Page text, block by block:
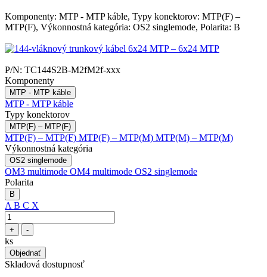
Komponenty: MTP - MTP káble, Typy konektorov: MTP(F) –
MTP(F), Výkonnostná kategória: OS2 singlemode, Polarita: B
P/N: TC144S2B-M2fM2f-xxx
Komponenty
MTP - MTP káble
MTP - MTP káble
Typy konektorov
MTP(F) – MTP(F)
MTP(F) – MTP(F) MTP(F) – MTP(M) MTP(M) – MTP(M)
Výkonnostná kategória
OS2 singlemode
OM3 multimode OM4 multimode OS2 singlemode
Polarita
B
A B C X
+ -
ks
Objednať
Skladová dostupnosť